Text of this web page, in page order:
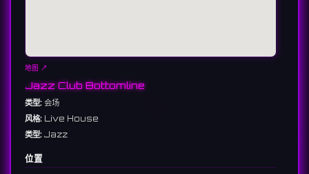
地图 ↗
Jazz Club Bottomline
类型: 会场
风格: Live House
类型: Jazz
位置